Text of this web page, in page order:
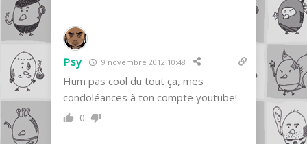
Psy 9 novembre 2012 10:48
Hum pas cool du tout ça, mes
condoléances à ton compte youtube!
0